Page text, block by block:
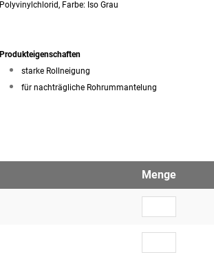
Polyvinylchlorid, Farbe: Iso Grau
Produkteigenschaften
starke Rollneigung
für nachträgliche Rohrummantelung
Menge